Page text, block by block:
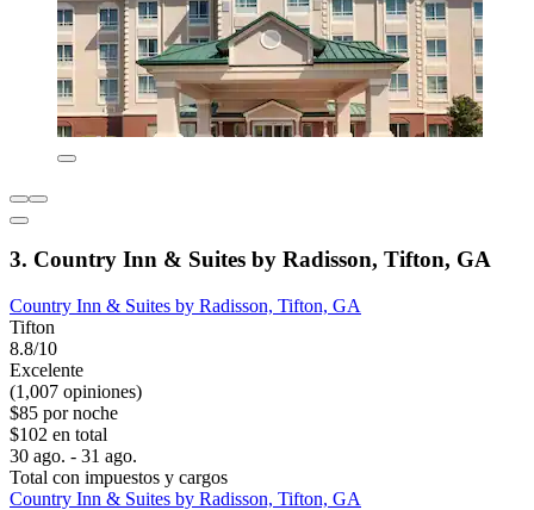
3. Country Inn & Suites by Radisson, Tifton, GA
Country Inn & Suites by Radisson, Tifton, GA
Tifton
8.8/10
Excelente
(1,007 opiniones)
$85 por noche
$102 en total
30 ago. - 31 ago.
Total con impuestos y cargos
Country Inn & Suites by Radisson, Tifton, GA